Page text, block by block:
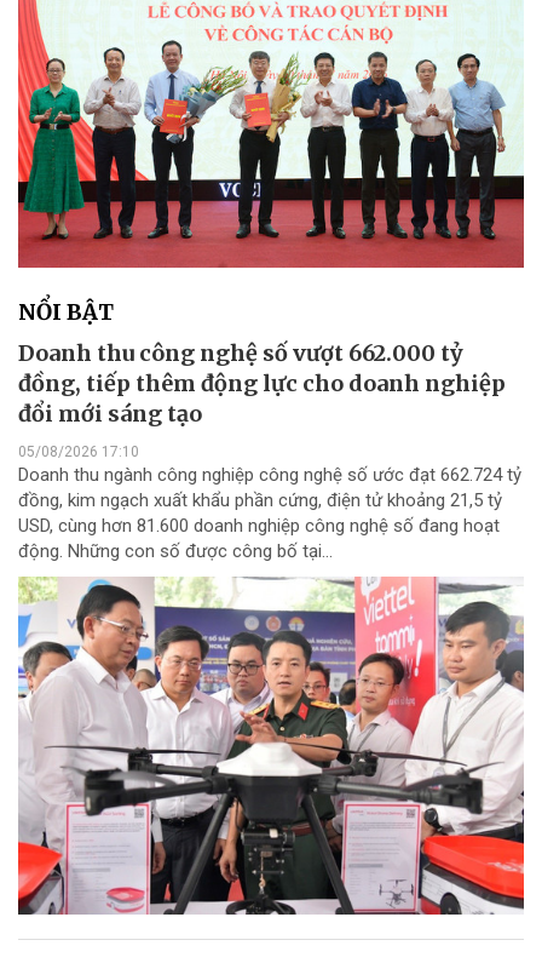
NỔI BẬT
Doanh thu công nghệ số vượt 662.000 tỷ
đồng, tiếp thêm động lực cho doanh nghiệp
đổi mới sáng tạo
05/08/2026 17:10
Doanh thu ngành công nghiệp công nghệ số ước đạt 662.724 tỷ
đồng, kim ngạch xuất khẩu phần cứng, điện tử khoảng 21,5 tỷ
USD, cùng hơn 81.600 doanh nghiệp công nghệ số đang hoạt
động. Những con số được công bố tại...